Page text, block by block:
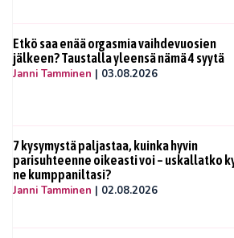
Etkö saa enää orgasmia vaihdevuosien
jälkeen? Taustalla yleensä nämä 4 syytä
Janni Tamminen | 03.08.2026
7 kysymystä paljastaa, kuinka hyvin
parisuhteenne oikeasti voi – uskallatko
ne kumppaniltasi?
Janni Tamminen | 02.08.2026